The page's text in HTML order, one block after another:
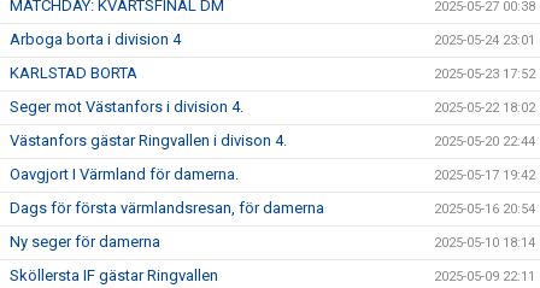
MATCHDAY: KVARTSFINAL DM 2025-05-27 00:38
Arboga borta i division 4 2025-05-24 23:01
KARLSTAD BORTA 2025-05-23 17:52
Seger mot Västanfors i division 4. 2025-05-22 18:02
Västanfors gästar Ringvallen i divison 4. 2025-05-20 22:44
Oavgjort I Värmland för damerna. 2025-05-17 19:42
Dags för första värmlandsresan, för damerna 2025-05-16 20:54
Ny seger för damerna 2025-05-10 18:14
Sköllersta IF gästar Ringvallen 2025-05-09 22:11